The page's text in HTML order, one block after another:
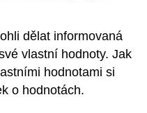
dělat informovaná
vlastní hodnoty. Jak
hodnotami si
o hodnotách.